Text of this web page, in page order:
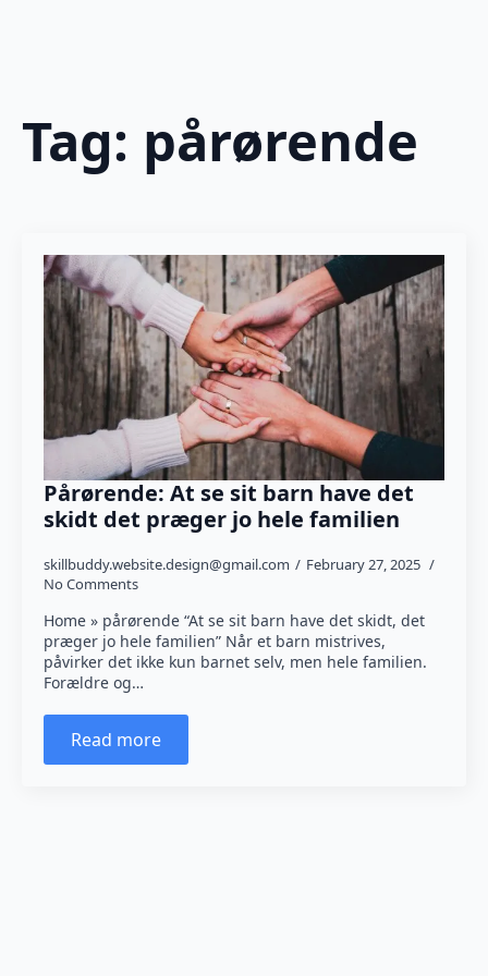
Tag: pårørende
Pårørende: At se sit barn have det
skidt det præger jo hele familien
skillbuddy.website.design@gmail.com
February 27, 2025
No Comments
Home » pårørende “At se sit barn have det skidt, det
præger jo hele familien” Når et barn mistrives,
påvirker det ikke kun barnet selv, men hele familien.
Forældre og…
Read more